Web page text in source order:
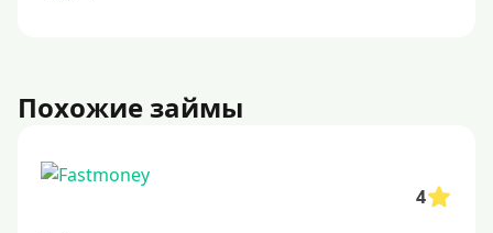
Похожие займы
4